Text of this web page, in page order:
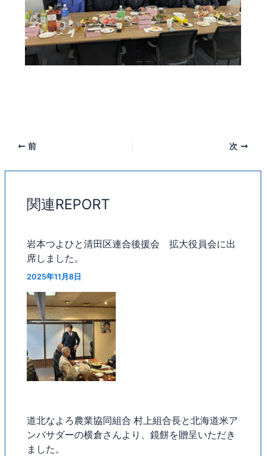
前 次
関連REPORT
岩本つよひと清田区連合後援会 拡大役員会に出
席しました。
2025年11月8日
道北なよろ農業協同組合 村上組合長と北海道米ア
ンバサダーの横倉さんより、鏡餅を贈呈いただき
ました。